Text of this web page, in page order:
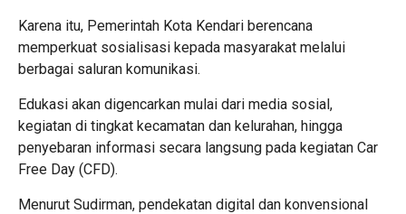
Karena itu, Pemerintah Kota Kendari berencana
memperkuat sosialisasi kepada masyarakat melalui
berbagai saluran komunikasi.
Edukasi akan digencarkan mulai dari media sosial,
kegiatan di tingkat kecamatan dan kelurahan, hingga
penyebaran informasi secara langsung pada kegiatan Car
Free Day (CFD).
Menurut Sudirman, pendekatan digital dan konvensional